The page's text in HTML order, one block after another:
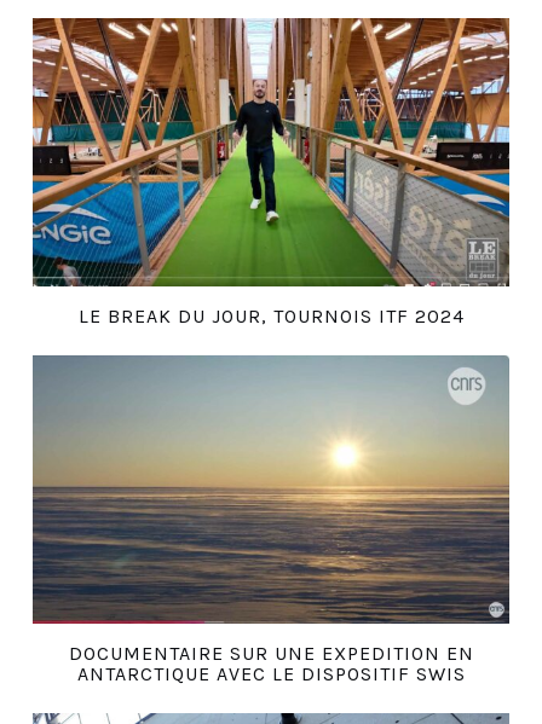
LE BREAK DU JOUR, TOURNOIS ITF 2024
DOCUMENTAIRE SUR UNE EXPEDITION EN
ANTARCTIQUE AVEC LE DISPOSITIF SWIS